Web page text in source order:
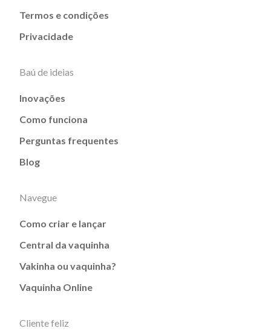
Termos e condições
Privacidade
Baú de ideias
Inovações
Como funciona
Perguntas frequentes
Blog
Navegue
Como criar e lançar
Central da vaquinha
Vakinha ou vaquinha?
Vaquinha Online
Cliente feliz